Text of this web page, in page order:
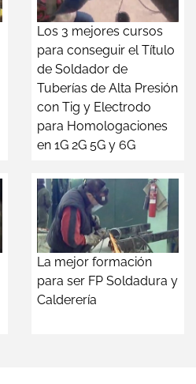
Los 3 mejores cursos
para conseguir el Título
de Soldador de
Tuberías de Alta Presión
con Tig y Electrodo
para Homologaciones
en 1G 2G 5G y 6G
La mejor formación
para ser FP Soldadura y
Calderería